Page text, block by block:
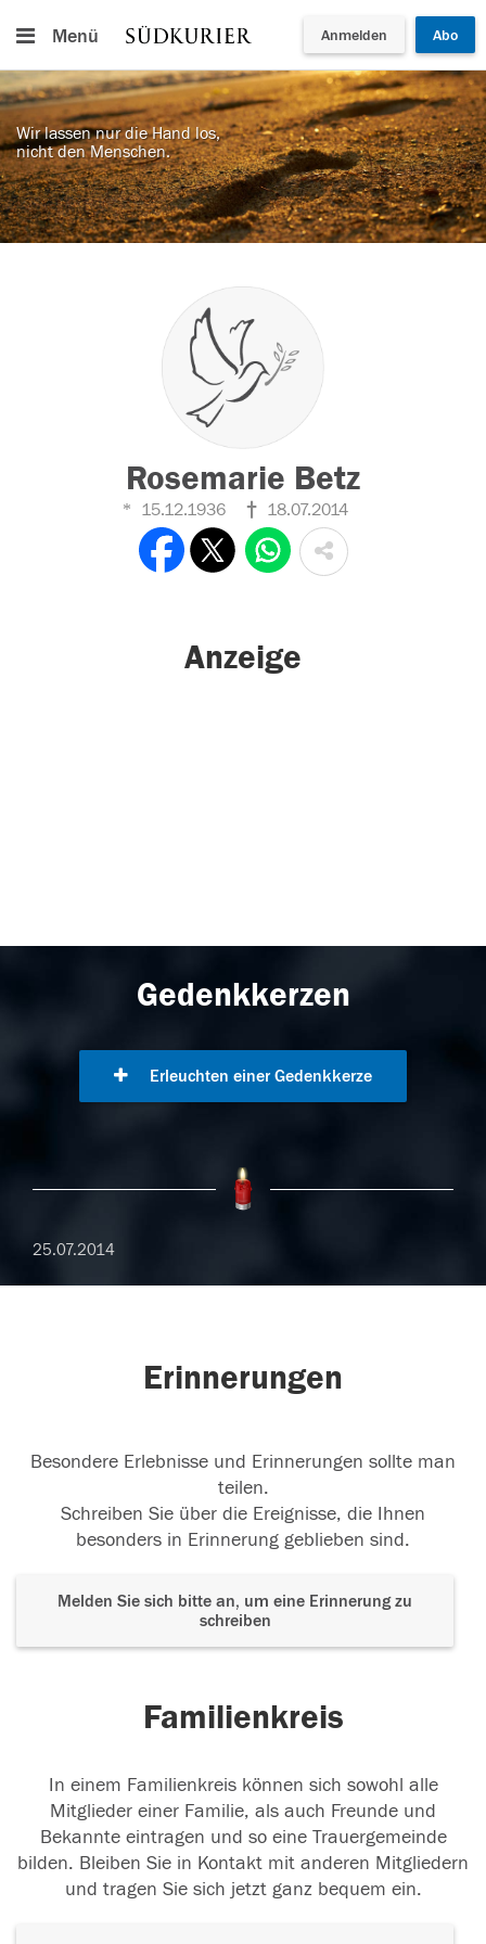
Menü Anmelden Abo
Wir lassen nur die Hand los,
nicht den Menschen.
Rosemarie Betz
15.12.1936 18.07.2014
Anzeige
Gedenkkerzen
Erleuchten einer Gedenkkerze
25.07.2014
Erinnerungen
Besondere Erlebnisse und Erinnerungen sollte man
teilen.
Schreiben Sie über die Ereignisse, die Ihnen
besonders in Erinnerung geblieben sind.
Melden Sie sich bitte an, um eine Erinnerung zu
schreiben
Familienkreis
In einem Familienkreis können sich sowohl alle
Mitglieder einer Familie, als auch Freunde und
Bekannte eintragen und so eine Trauergemeinde
bilden. Bleiben Sie in Kontakt mit anderen Mitgliedern
und tragen Sie sich jetzt ganz bequem ein.